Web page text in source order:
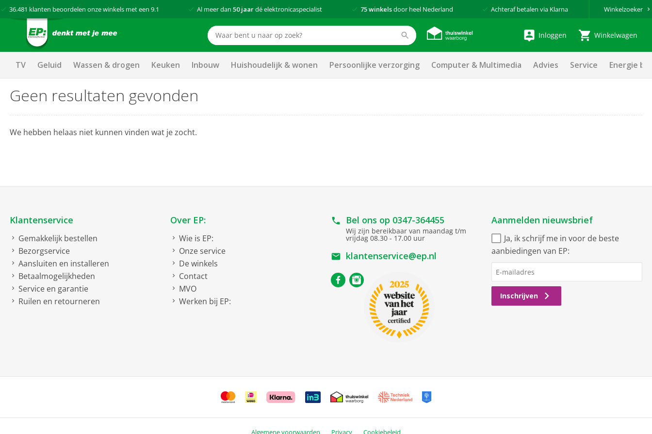
36.481 klanten beoordelen onze winkels met een 9.1 Al meer dan50 jaardé elektronicaspecialist 75 winkelsdoor heel Nederland Achteraf betalen via Klarna Winkelzoeker
Inloggen Winkelwagen
TV Geluid Wassen & drogen Keuken Inbouw Huishoudelijk & wonen Persoonlijke verzorging Computer & Multimedia Advies Service Energie
Geen resultaten gevonden
We hebben helaas niet kunnen vinden wat je zocht.
Klantenservice
Gemakkelijk bestellen
Bezorgservice
Aansluiten en installeren
Betaalmogelijkheden
Service en garantie
Ruilen en retourneren
Over EP:
Wie is EP:
Onze service
De winkels
Contact
MVO
Werken bij EP:
Bel ons op 0347-364455
Wij zijn bereikbaar van maandag t/m
vrijdag 08.30 - 17.00 uur
klantenservice@ep.nl
Aanmelden nieuwsbrief
Ja, ik schrijf me in voor de beste
aanbiedingen van EP:
Inschrijven
Algemene voorwaarden Privacy Cookiebeleid